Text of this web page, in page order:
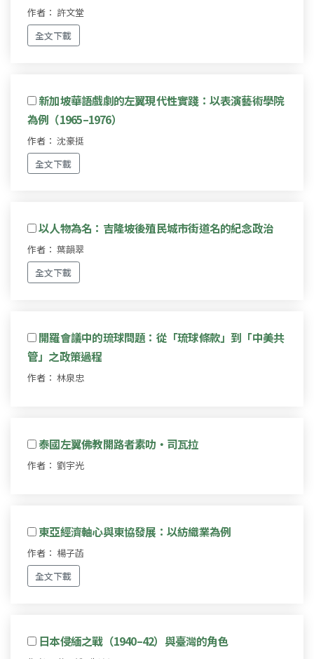
作者： 許文堂
全文下載
新加坡華語戲劇的左翼現代性實踐：以表演藝術學院
為例（1965–1976）
作者： 沈豪挺
全文下載
以人物為名：吉隆坡後殖民城市街道名的紀念政治
作者： 葉韻翠
全文下載
開羅會議中的琉球問題：從「琉球條款」到「中美共
管」之政策過程
作者： 林泉忠
泰國左翼佛教開路者素叻‧司瓦拉
作者： 劉宇光
東亞經濟軸心與東協發展：以紡織業為例
作者： 楊子菡
全文下載
日本侵緬之戰（1940–42）與臺灣的角色